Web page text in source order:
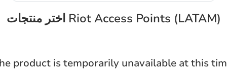
اختر منتجات Riot Access Points (LATAM)
product is temporarily unavailable at this